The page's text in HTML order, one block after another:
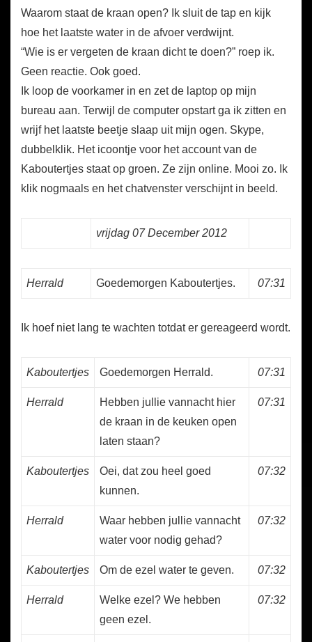
Waarom staat de kraan open? Ik sluit de tap en kijk
hoe het laatste water in de afvoer verdwijnt.
“Wie is er vergeten de kraan dicht te doen?” roep ik.
Geen reactie. Ook goed.
Ik loop de voorkamer in en zet de laptop op mijn
bureau aan. Terwijl de computer opstart ga ik zitten en
wrijf het laatste beetje slaap uit mijn ogen. Skype,
dubbelklik. Het icoontje voor het account van de
Kaboutertjes staat op groen. Ze zijn online. Mooi zo. Ik
klik nogmaals en het chatvenster verschijnt in beeld.
vrijdag 07 December 2012
Herrald Goedemorgen Kaboutertjes. 07:31
Ik hoef niet lang te wachten totdat er gereageerd wordt.
Kaboutertjes Goedemorgen Herrald. 07:31
Herrald
Hebben jullie vannacht hier
de kraan in de keuken open
laten staan?
07:31
Kaboutertjes
Oei, dat zou heel goed
kunnen.
07:32
Herrald
Waar hebben jullie vannacht
water voor nodig gehad?
07:32
Kaboutertjes Om de ezel water te geven. 07:32
Herrald
Welke ezel? We hebben
geen ezel.
07:32